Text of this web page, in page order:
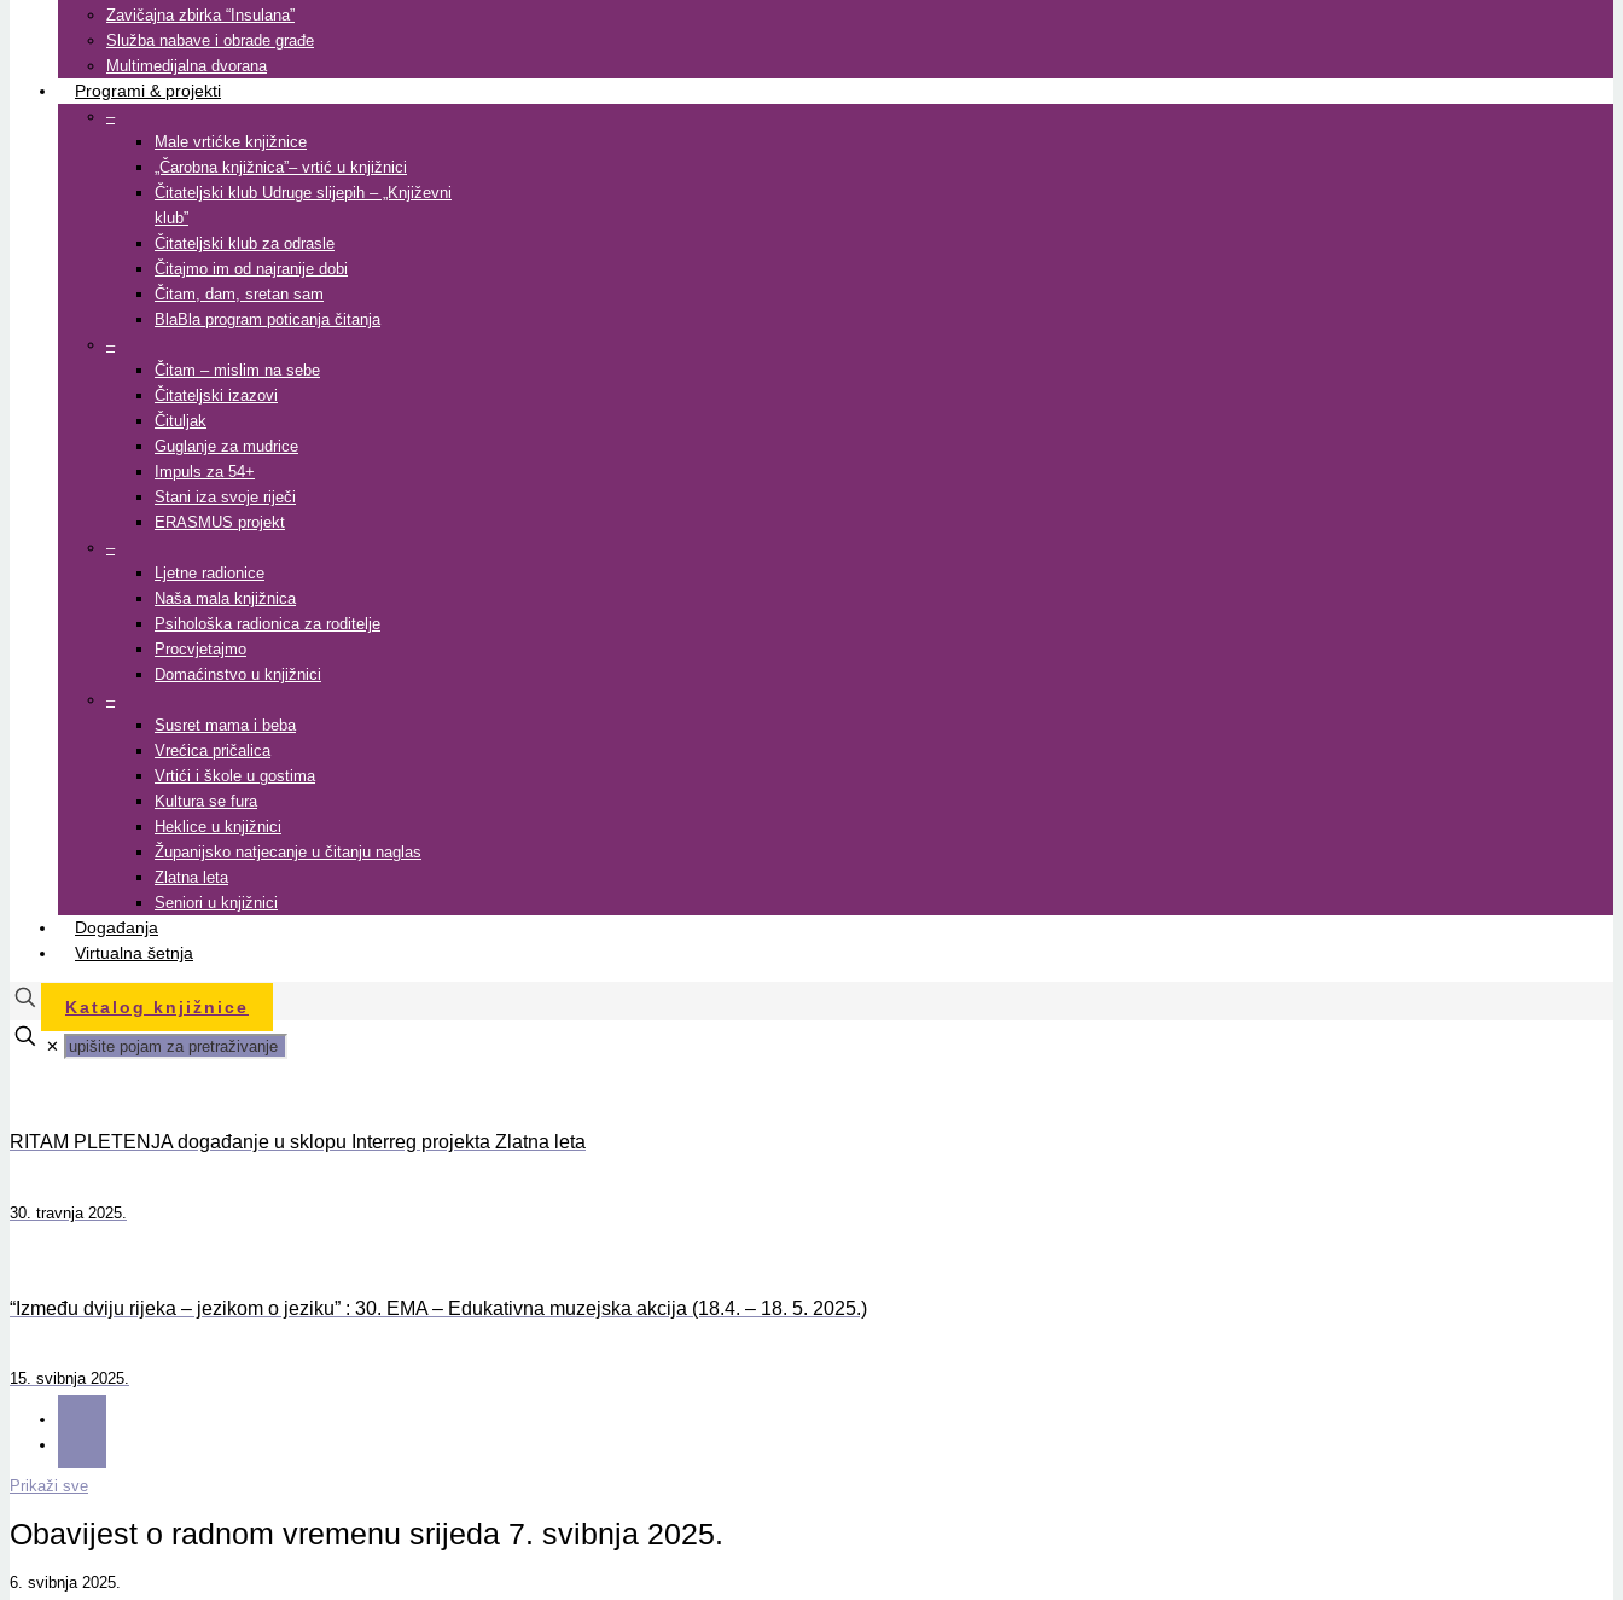
Zavičajna zbirka “Insulana”
Služba nabave i obrade građe
Multimedijalna dvorana
Programi & projekti
–
Male vrtićke knjižnice
„Čarobna knjižnica”– vrtić u knjižnici
Čitateljski klub Udruge slijepih – „Književni
klub”
Čitateljski klub za odrasle
Čitajmo im od najranije dobi
Čitam, dam, sretan sam
BlaBla program poticanja čitanja
–
Čitam – mislim na sebe
Čitateljski izazovi
Čituljak
Guglanje za mudrice
Impuls za 54+
Stani iza svoje riječi
ERASMUS projekt
–
Ljetne radionice
Naša mala knjižnica
Psihološka radionica za roditelje
Procvjetajmo
Domaćinstvo u knjižnici
–
Susret mama i beba
Vrećica pričalica
Vrtići i škole u gostima
Kultura se fura
Heklice u knjižnici
Županijsko natjecanje u čitanju naglas
Zlatna leta
Seniori u knjižnici
Događanja
Virtualna šetnja
Katalog knjižnice
✕
RITAM PLETENJA događanje u sklopu Interreg projekta Zlatna leta
30. travnja 2025.
“Između dviju rijeka – jezikom o jeziku” : 30. EMA – Edukativna muzejska akcija (18.4. – 18. 5. 2025.)
15. svibnja 2025.
Prikaži sve
Obavijest o radnom vremenu srijeda 7. svibnja 2025.
6. svibnja 2025.